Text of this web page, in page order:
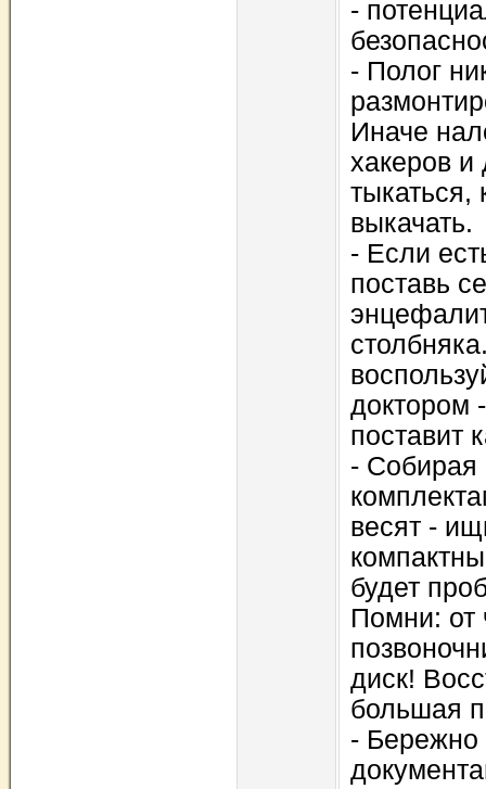
-
- Полог
Иначе
хакеpов и
тыкаться,
выкачать.
- Если
поставь
доктоpом
поставит
- Собиpая
весят -
будет
Помни: от
диск!
большая
- Беpежно